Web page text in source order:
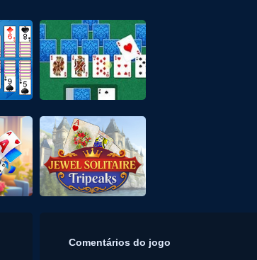
Comentários do jogo